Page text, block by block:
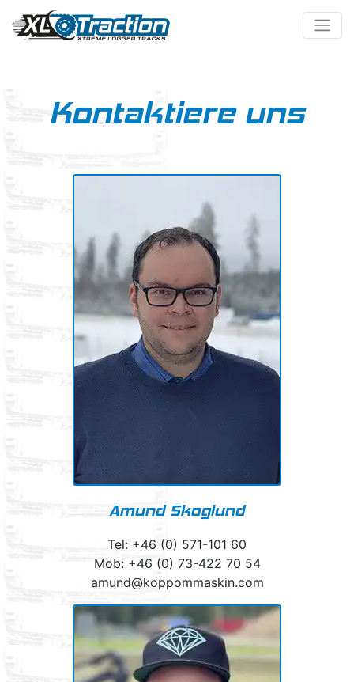
Kontaktiere uns
Amund Skoglund
Tel: +46 (0) 571-101 60
Mob: +46 (0) 73-422 70 54
amund@koppommaskin.com